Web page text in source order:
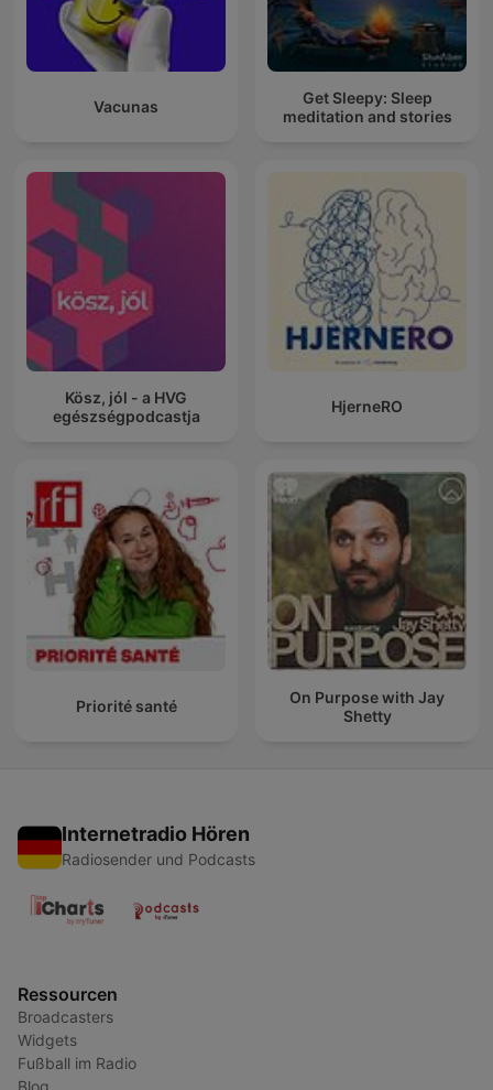
Vacunas
Get Sleepy: Sleep
meditation and stories
Kösz, jól - a HVG
egészségpodcastja
HjerneRO
Priorité santé
On Purpose with Jay
Shetty
Internetradio Hören
Radiosender und Podcasts
Ressourcen
Broadcasters
Widgets
Fußball im Radio